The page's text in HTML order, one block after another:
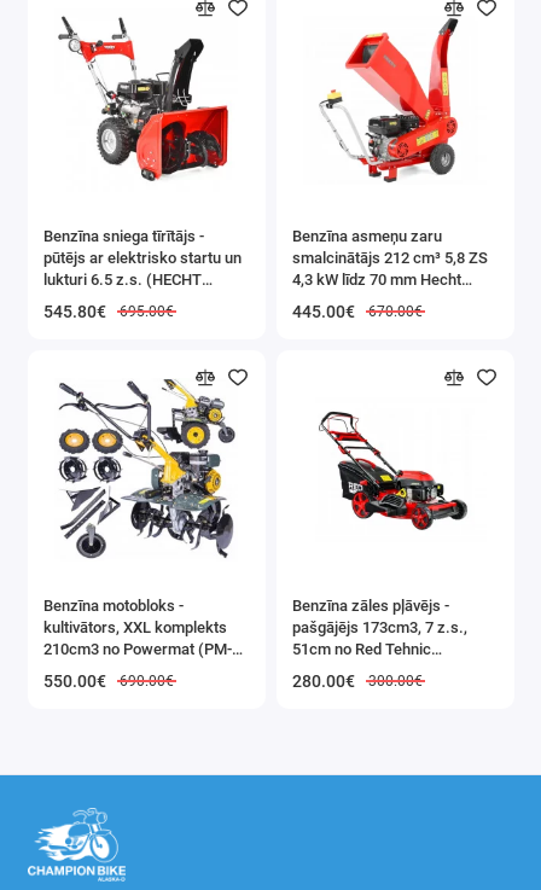
Benzīna sniega tīrītājs -
pūtējs ar elektrisko startu un
lukturi 6.5 z.s. (HECHT
545.80€ 695.00€
Benzīna asmeņu zaru
smalcinātājs 212 cm³ 5,8 ZS
4,3 kW līdz 70 mm Hecht
445.00€ 670.00€
Benzīna motobloks -
kultivātors, XXL komplekts
210cm3 no Powermat (PM-
550.00€ 690.00€
Benzīna zāles pļāvējs -
pašgājējs 173cm3, 7 z.s.,
51cm no Red Tehnic
280.00€ 300.00€